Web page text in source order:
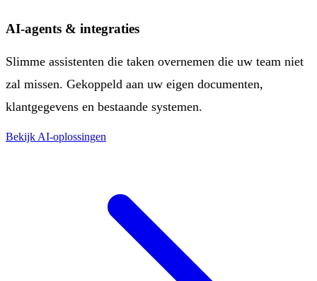
AI-agents & integraties
Slimme assistenten die taken overnemen die uw team niet
zal missen. Gekoppeld aan uw eigen documenten,
klantgegevens en bestaande systemen.
Bekijk AI-oplossingen